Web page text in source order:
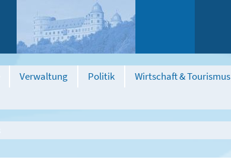
Verwaltung Politik Wirtschaft & Tourismus